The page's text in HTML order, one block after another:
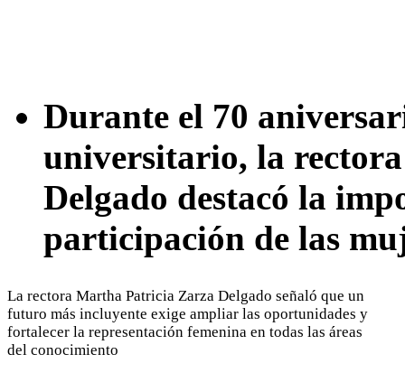
Durante el 70
universitario, la
Delgado destacó la
participación de las
La rectora Martha Patricia Zarza Delgado señaló que un
futuro más incluyente exige ampliar las oportunidades y
fortalecer la representación femenina en todas las áreas
del conocimiento